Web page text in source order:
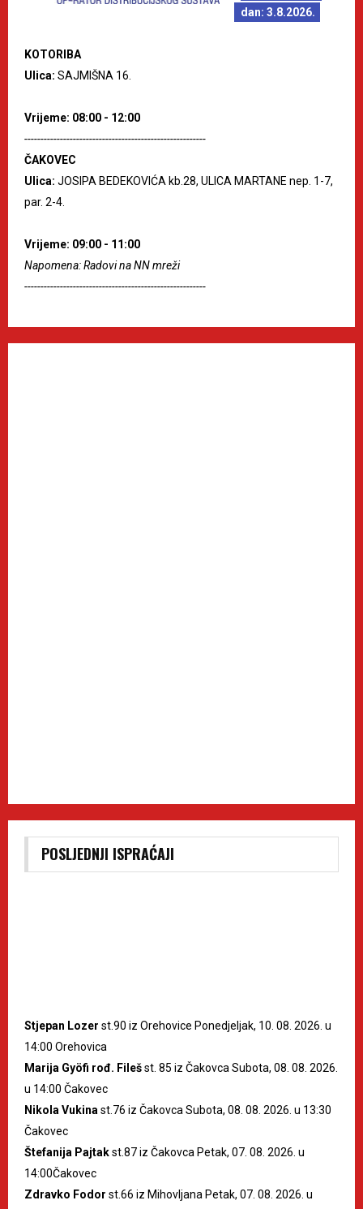
dan: 3.8.2026.
KOTORIBA
Ulica: SAJMIŠNA 16.
Vrijeme: 08:00 - 12:00
--------------------------------------------------------
ČAKOVEC
Ulica: JOSIPA BEDEKOVIĆA kb.28, ULICA MARTANE nep. 1-7,
par. 2-4.
Vrijeme: 09:00 - 11:00
Napomena: Radovi na NN mreži
--------------------------------------------------------
POSLJEDNJI ISPRAĆAJI
Stjepan Lozer st.90 iz Orehovice Ponedjeljak, 10. 08. 2026. u
14:00 Orehovica
Marija Gyöfi rođ. Filešst. 85 iz Čakovca Subota, 08. 08. 2026.
u 14:00 Čakovec
Nikola Vukina st.76 iz Čakovca Subota, 08. 08. 2026. u 13:30
Čakovec
Štefanija Pajtakst.87 iz Čakovca Petak, 07. 08. 2026. u
14:00Čakovec
Zdravko Fodor st.66 iz Mihovljana Petak, 07. 08. 2026. u